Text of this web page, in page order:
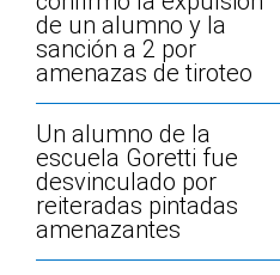
de un alumno y la
sanción a 2 por
amenazas de tiroteo
Un alumno de la
escuela Goretti fue
desvinculado por
reiteradas pintadas
amenazantes